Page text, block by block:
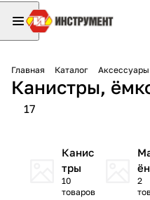
Главная Каталог
Канистры,
17
Канис
тры
10
товаров
2